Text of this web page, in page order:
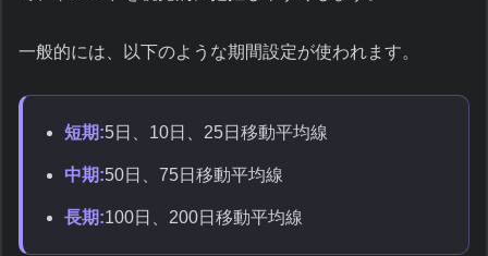
一般的には、以下のような期間設定が使われます。
短期:5日、10日、25日移動平均線
中期:50日、75日移動平均線
長期:100日、200日移動平均線